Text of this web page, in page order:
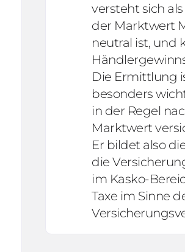
versteht sich
der Marktwert
neutral ist, und
Die Ermittlung
besonders
in der Regel
Marktwert
Er bildet also
die
im Kasko-
Taxe im Sinne